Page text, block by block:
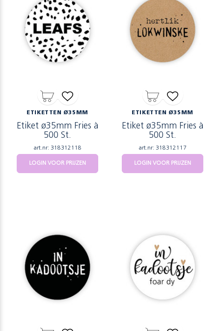
ETIKETTEN Ø35MM
Etiket ø35mm Fries à
500 St.
art.nr: 318312118
LOGIN VOOR PRIJZEN
ETIKETTEN Ø35MM
Etiket ø35mm Fries à
500 St.
art.nr: 318312117
LOGIN VOOR PRIJZEN